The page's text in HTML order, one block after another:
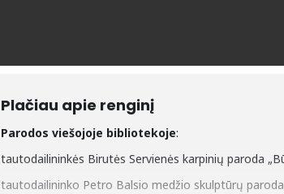
Plačiau apie renginį
Parodos viešojoje bibliotekoje:
tautodailininkės Birutės Servienės karpinių paroda
tautodailininko Petro Balsio medžio skulptūrų